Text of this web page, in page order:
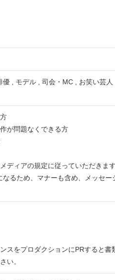
, モデル , 司会・MC , お笑い芸
が問題なくできる方
ディアの規定に従っていただきます
るため、マナーも含め、メッセ
スをプロダクションにPRすると書
い。